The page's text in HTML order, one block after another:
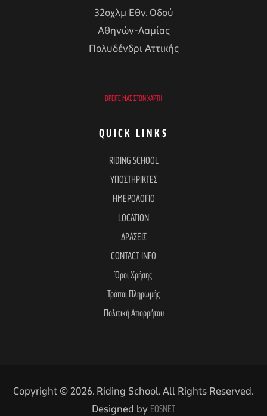
32οχλμ Εθν. Οδού
Αθηνών-Λαμίας
Πολυδένδρι Αττικής
ΒΡΕΊΤΕ ΜΑΣ ΣΤΟΝ ΧΆΡΤΗ
QUICK LINKS
RIDING SCHOOL
ΥΠΟΣΤΗΡΙΚΤΕΣ
ΗΜΕΡΟΛΟΓΙΟ
LOCATION
ΔΡΑΣΕΙΣ
CONTACT INFO
Όροι Χρήσης
Τρόποι Πληρωμής
Πολιτική Απορρήτου
Copyright © 2026. Riding School. All Rights Reserved.
Designed by EOSNET